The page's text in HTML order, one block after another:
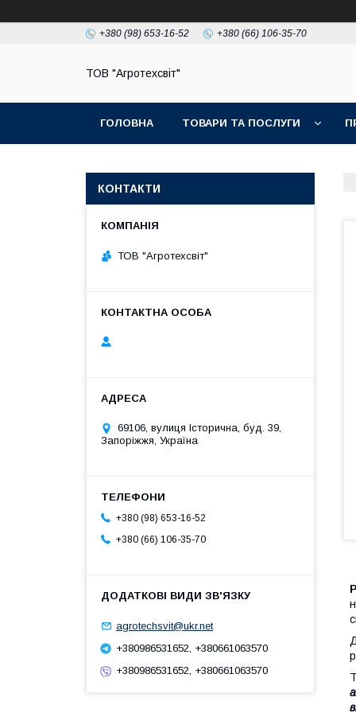
+380 (98) 653-16-52 +380 (66) 106-35-70
ТОВ "Агротехсвіт"
ГОЛОВНА ТОВАРИ ТА ПОСЛУГИ
КОНТАКТИ
ТОВ "Агротехсвіт"
69106, вулиця Історична, буд. 39,
Запоріжжя, Україна
+380 (98) 653-16-52
+380 (66) 106-35-70
agrotechsvit@ukr.net
+380986531652, +380661063570
+380986531652, +380661063570